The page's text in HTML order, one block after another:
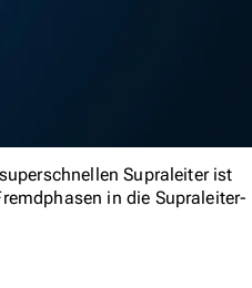
Supraleiter ist
in die Supraleiter-